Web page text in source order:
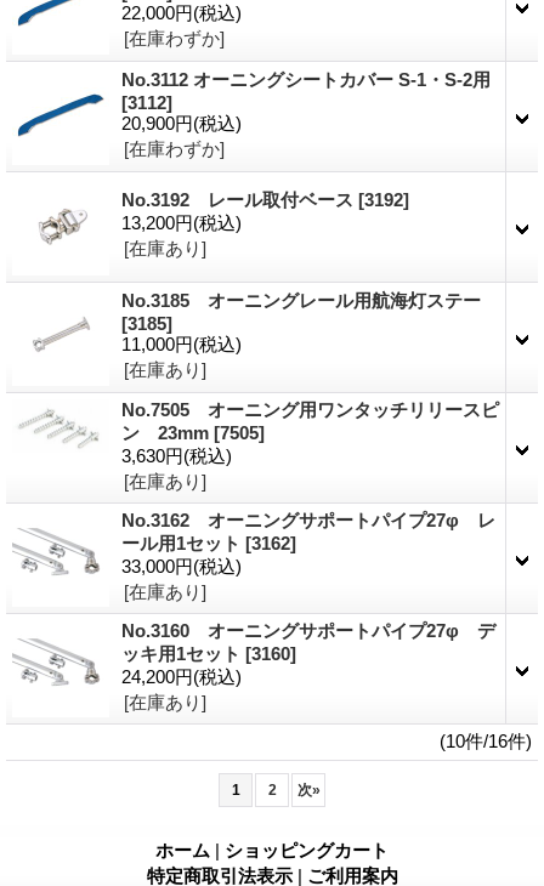
22,000円(税込)
[在庫わずか]
No.3112 オーニングシートカバー S-1・S-2用
[3112]
20,900円(税込)
[在庫わずか]
No.3192 レール取付ベース [3192]
13,200円(税込)
[在庫あり]
No.3185 オーニングレール用航海灯ステー
[3185]
11,000円(税込)
[在庫あり]
No.7505 オーニング用ワンタッチリリースピ
ン 23mm [7505]
3,630円(税込)
[在庫あり]
No.3162 オーニングサポートパイプ27φ レ
ール用1セット [3162]
33,000円(税込)
[在庫あり]
No.3160 オーニングサポートパイプ27φ デ
ッキ用1セット [3160]
24,200円(税込)
[在庫あり]
(10件/16件)
1 2 次»
ホーム | ショッピングカート
特定商取引法表示 | ご利用案内